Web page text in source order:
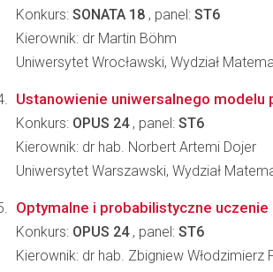
Konkurs: SONATA 18 , panel: ST6
Kierownik: dr Martin Böhm
Uniwersytet Wrocławski, Wydział
Ustanowienie uniwersalnego modelu
Konkurs: OPUS 24, panel: ST6
Kierownik: dr hab. Norbert Artemi Dojer
Uniwersytet Warszawski, Wydział
Optymalne i probabilistyczne
Konkurs: OPUS 24, panel: ST6
Kierownik: dr hab. Zbigniew Włodzimierz